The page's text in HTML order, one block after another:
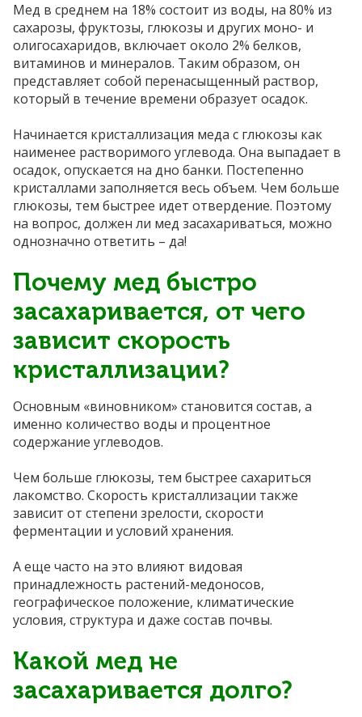
Мед в среднем на 18% состоит из воды, на 80% из
сахарозы, фруктозы, глюкозы и других моно- и
олигосахаридов, включает около 2% белков,
витаминов и минералов. Таким образом, он
представляет собой перенасыщенный раствор,
который в течение времени образует осадок.
Начинается кристаллизация меда с глюкозы как
наименее растворимого углевода. Она выпадает в
осадок, опускается на дно банки. Постепенно
кристаллами заполняется весь объем. Чем больше
глюкозы, тем быстрее идет отвердение. Поэтому
на вопрос, должен ли мед засахариваться, можно
однозначно ответить – да!
Почему мед быстро
засахаривается, от чего
зависит скорость
кристаллизации?
Основным «виновником» становится состав, а
именно количество воды и процентное
содержание углеводов.
Чем больше глюкозы, тем быстрее сахариться
лакомство. Скорость кристаллизации также
зависит от степени зрелости, скорости
ферментации и условий хранения.
А еще часто на это влияют видовая
принадлежность растений-медоносов,
географическое положение, климатические
условия, структура и даже состав почвы.
Какой мед не
засахаривается долго?